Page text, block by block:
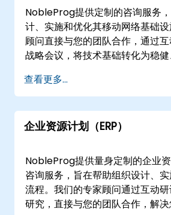
咨询合作伙伴
NobleProg提供定制的咨询服务
计、实施和优化其移动网络基础
顾问直接与您的团队合作，通过
战略会议，将技术基础转化为稳
付，以满足您的运营需求。远程咨
远程桌面环境进行，确保无论身
作。对于线下参与，我们的顾问
或我们位于的专用企业中心工作，
地咨询合作伙伴
查看更多...
企业资源计划（ERP）
NobleProg提供量身定制的企业资
咨询服务，旨在帮助组织设计、
流程。我们的专家顾问通过互动
研究，直接与您的团队合作，解